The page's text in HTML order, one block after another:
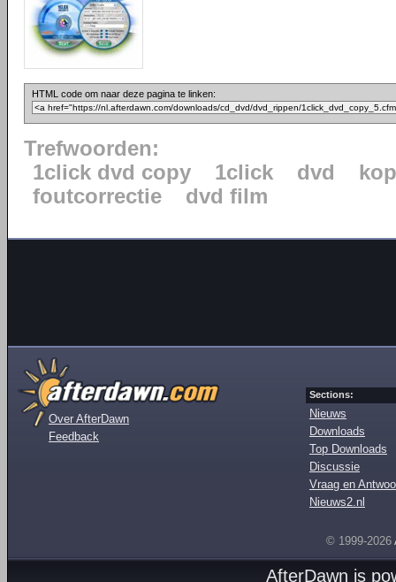
HTML code om naar deze pagina te linken:
Trefwoorden:
1click dvd copy
1click dvd
foutcorrectie
dvd film
Over AfterDawn
Feedback
Sections:
Nieuws
Downloads
Top Downloads
Discussie
Vraag en
Nieuws2.nl
© 1999-2026
AfterDawn is